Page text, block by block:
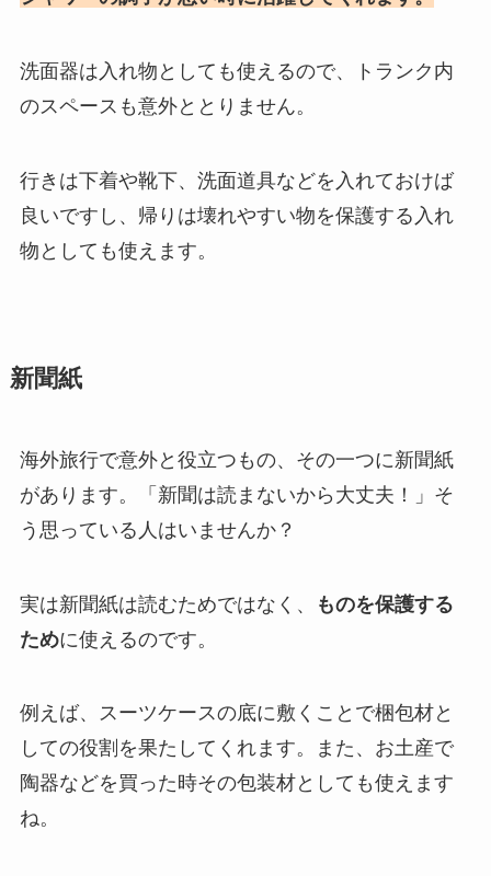
洗面器は入れ物としても使えるので、トランク内
のスペースも意外ととりません。
行きは下着や靴下、洗面道具などを入れておけば
良いですし、帰りは壊れやすい物を保護する入れ
物としても使えます。
新聞紙
海外旅行で意外と役立つもの、その一つに新聞紙
があります。「新聞は読まないから大丈夫！」そ
う思っている人はいませんか？
実は新聞紙は読むためではなく、
ものを保護する
ために使えるのです。
例えば、スーツケースの底に敷くことで梱包材と
しての役割を果たしてくれます。また、お土産で
陶器などを買った時その包装材としても使えます
ね。